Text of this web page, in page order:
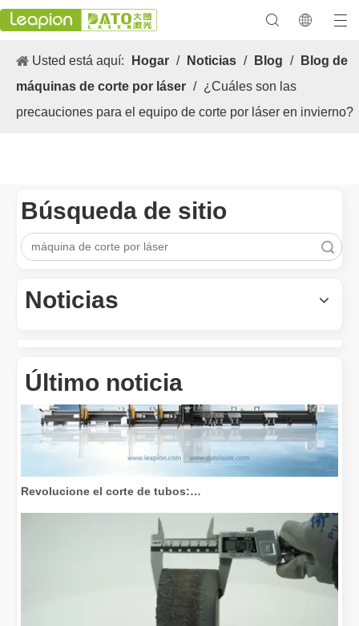
Usted está aquí: Hogar / Noticias / Blog /
Blog de
máquinas de corte por láser / ¿Cuáles son las
precauciones para el equipo de corte por láser en invierno?
Búsqueda de sitio
Noticias
Último noticia
Revolucione el corte de tubos: cómo las máquinas cortadoras de tubos por láser transforman la fabricación